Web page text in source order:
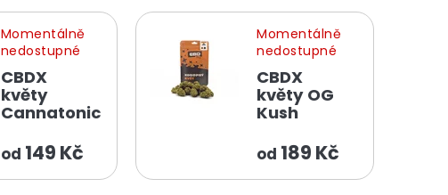
CBDX
květy
Cannatonic
Momentálně
nedostupné
od 149 Kč
CBDX
květy OG
Kush
Momentálně
nedostupné
od 189 Kč